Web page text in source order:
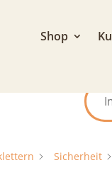
Shop
Sicherheit